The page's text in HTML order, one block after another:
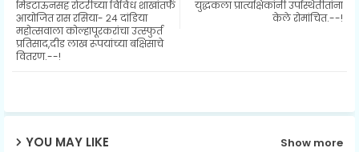
युद्धकला प्रात्यक्षिकांनी उपस्थितीतांना
केले रोमांचित.--!
मिडटाऊनसह रोटरीच्या विविध शाखांतर्फे
आयोजित रास रसिया- २४ दांडिया
महोत्सवाला कोल्हापूरकरांचा उत्स्फुर्त
प्रतिसाद,दीड लाख रूपयांच्या बक्षिसाचे
वितरण.--!
YOU MAY LIKE Show more